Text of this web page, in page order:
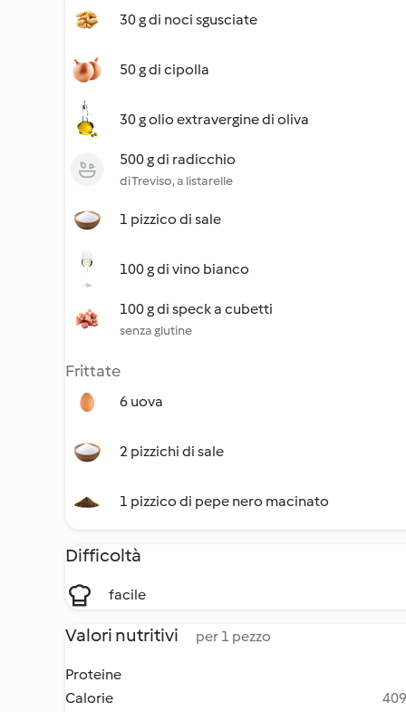
30 g di noci sgusciate
50 g di cipolla
30 g olio extravergine di oliva
500 g di radicchio
di Treviso, a listarelle
1 pizzico di sale
100 g di vino bianco
100 g di speck a cubetti
senza glutine
Frittate
6 uova
2 pizzichi di sale
1 pizzico di pepe nero macinato
Difficoltà
facile
Valori nutritivi per 1 pezzo
Proteine
Calorie